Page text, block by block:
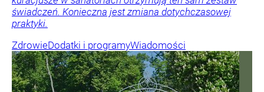
świadczeń. Konieczna jest zmiana dotychczasowej
praktyki.
ZdrowieDodatki i programyWiadomości